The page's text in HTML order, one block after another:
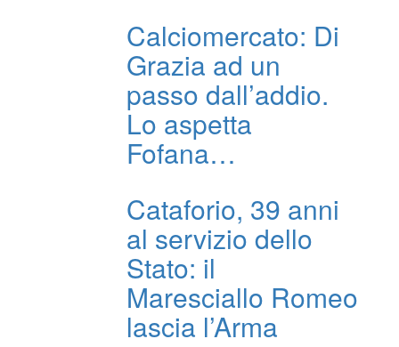
Calciomercato: Di
Grazia ad un
passo dall’addio.
Lo aspetta
Fofana…
Cataforio, 39 anni
al servizio dello
Stato: il
Maresciallo Romeo
lascia l’Arma